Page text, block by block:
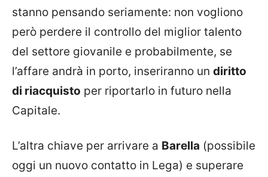
stanno pensando seriamente: non vogliono
però perdere il controllo del miglior talento
del settore giovanile e probabilmente, se
l’affare andrà in porto, inseriranno un diritto
di riacquisto per riportarlo in futuro nella
Capitale.
L’altra chiave per arrivare a Barella (possibile
oggi un nuovo contatto in Lega) e superare